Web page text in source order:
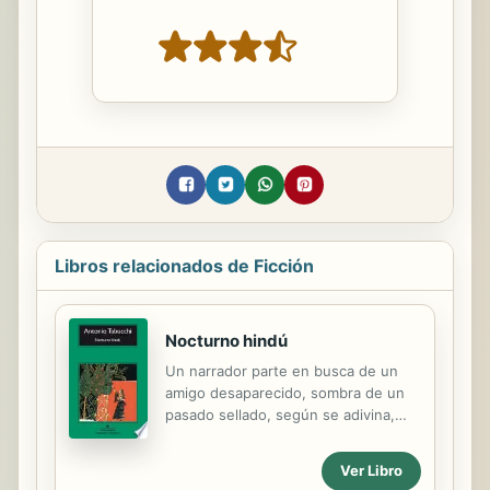
Libros relacionados de Ficción
Nocturno hindú
Un narrador parte en busca de un
amigo desaparecido, sombra de un
pasado sellado, según se adivina,
Madrás, Goa, hitos de un itinerario
por una India avistada desde
Ver Libro